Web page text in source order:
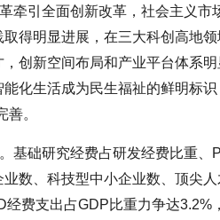
牵引全面创新改革，社会主义市
得明显进展，在三大科创高地
创新空间布局和产业平台体系
化生活成为民生福祉的鲜明标识
。
基础研究经费占研发经费比重、
数、科技型中小企业数、顶尖
费支出占GDP比重力争达3.2%